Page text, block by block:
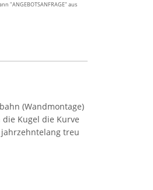
"ANGEBOTSANFRAGE" aus
(Wandmontage)
Kugel die Kurve
treu